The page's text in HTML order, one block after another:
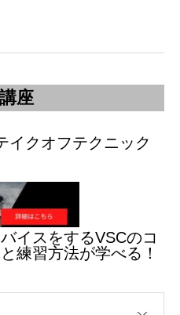
座
イクオフテクニック
イスをするVSCのコ
練習方法が学べる！